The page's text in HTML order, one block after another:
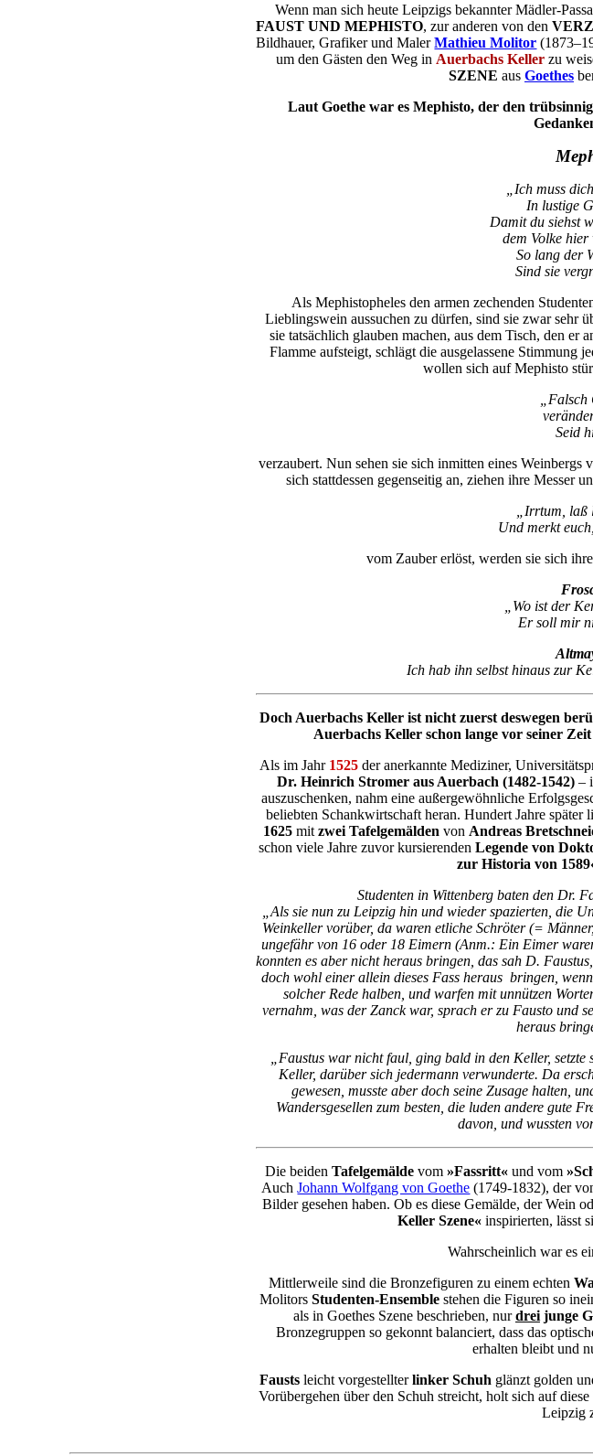
Wenn man sich heute Leipzigs bekannter Mädler-
FAUST UND MEPHISTO, zur anderen von den
Bildhauer, Grafiker und MalerMathieu Molitor
um den Gästen den Weg in Auerbachs Keller zu
SZENE aus Goethes
Laut Goethe war es Mephisto, der den
„Ich muss
In lustige
Damit du siehst
dem Volke
So lang der
Sind sie
Als Mephistopheles den armen zechenden
Lieblingswein aussuchen zu dürfen, sind sie zwar sehr
sie tatsächlich glauben machen, aus dem Tisch, den er
Flamme aufsteigt, schlägt die ausgelassene Stimmung
wollen sich auf Mephisto
Seid
verzaubert. Nun sehen sie sich inmitten eines
sich stattdessen gegenseitig an, ziehen ihre Messer
„Irrtum,
Und merkt
vom Zauber erlöst, werden sie sich
„Wo ist der
Er soll mir
Ich hab ihn selbst hinaus zur
Doch Auerbachs Keller ist nicht zuerst deswegen
Auerbachs Keller schon lange vor seiner
Als im Jahr 1525der anerkannte Mediziner,
Dr. Heinrich Stromer aus Auerbach (1482-1542)–
auszuschenken, nahm eine außergewöhnliche
beliebten Schankwirtschaft heran. Hundert Jahre
1625mit zwei Tafelgemälden von Andreas
schon viele Jahre zuvor kursierendenLegende von
zur Historia von
Studenten in Wittenberg baten den Dr.
„Als sie nun zu Leipzig hin und wieder spazierten, die
Weinkeller vorüber, da waren etliche Schröter (=
ungefähr von 16 oder 18 Eimern (Anm.: Ein Eimer
konnten es aber nicht heraus bringen, das sah D.
doch wohl einer allein dieses Fass heraus bringen,
solcher Rede halben, und warfen mit unnützen
vernahm, was der Zanck war, sprach er zu Fausto und
heraus
„Faustus war nicht faul, ging bald in den Keller,
Keller, darüber sich jedermann verwunderte. Da
gewesen, musste aber doch seine Zusage halten,
Wandersgesellen zum besten, die luden andere gute
davon, und wussten
Die beiden Tafelgemäldevom »Fassritt«und vom
AuchJohann Wolfgang von Goethe (1749-1832), der
Bilder gesehen haben. Ob es diese Gemälde, der Wein
Keller Szene«inspirierten, lässt
Wahrscheinlich war es
Mittlerweile sind die Bronzefiguren zu einem echten
MolitorsStudenten-Ensemble stehen die Figuren so
als in Goethes Szene beschrieben, nurdreijunge
Bronzegruppen so gekonnt balanciert, dass das
erhalten bleibt und
Faustsleicht vorgestellterlinker Schuh glänzt golden
Vorübergehen über den Schuh streicht, holt sich auf diese
Leipzig